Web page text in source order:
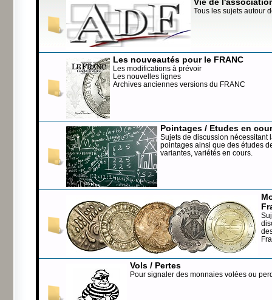
Tous les sujets autour
Les nouveautés pour le FRANC
Les modifications à prévoir
Les nouvelles lignes
Archives anciennes versions du FRANC
Pointages / Etudes en
Sujets de discussion nécessitant
pointages ainsi que des études
variantes, variétés en cours.
Vols / Pertes
Pour signaler des monnaies volées ou